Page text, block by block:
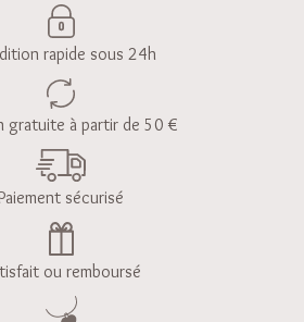
rapide sous 24h
gratuite à partir de 50 €
sécurisé
ou remboursé